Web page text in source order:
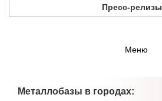
Пресс-релизы
Меню
Металлобазы в городах: